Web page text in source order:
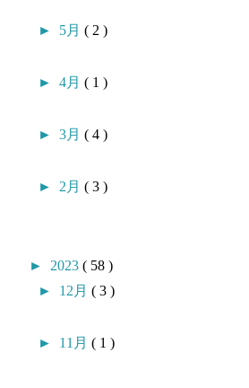
► 5月( 2 )
►4月( 1 )
►3月( 4 )
► 2月( 3 )
► 2023( 58 )
► 12月( 3 )
► 11月( 1 )